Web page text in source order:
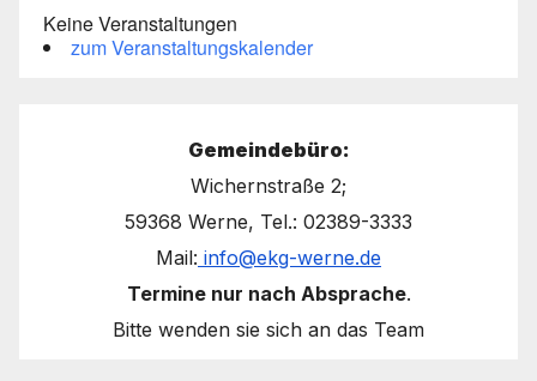
Keine Veranstaltungen
zum Veranstaltungskalender
Gemeindebüro:
Wichernstraße 2;
59368 Werne, Tel.: 02389-3333
Mail: info@ekg-werne.de
Termine nur nach Absprache.
Bitte wenden sie sich an das Team